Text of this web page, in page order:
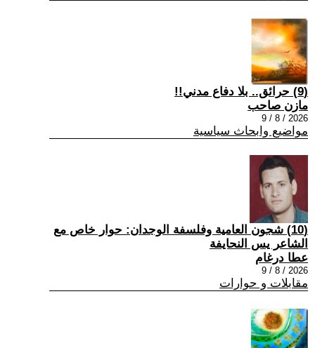
(9) حرائق.. بلا دفاع مدني!!
مازن صاحب
2026 / 8 / 9
مواضيع وابحاث سياسية
(10) شجون العامية وفلسفة الوجدان: حوار خاص مع
الشاعر يس النحايفة
عطا درغام
2026 / 8 / 9
مقابلات و حوارات